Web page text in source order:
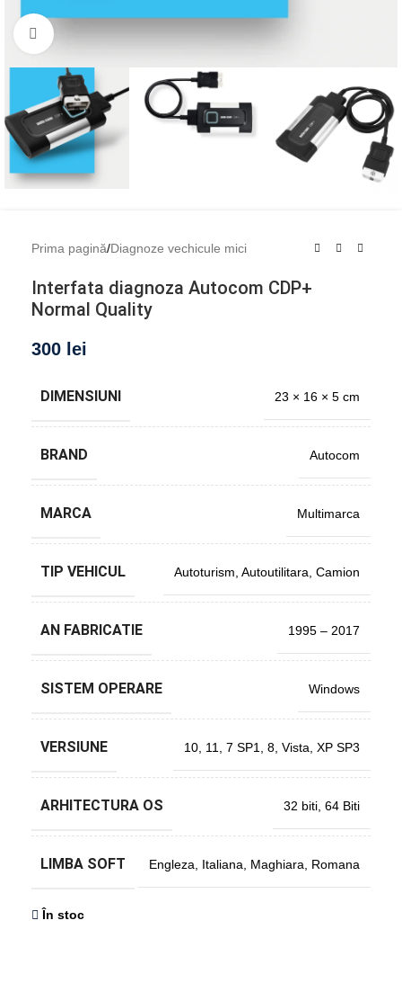
Mărește imaginea
Prima pagină/Diagnoze vechicule mici
Interfata diagnoza Autocom CDP+
Normal Quality
300 lei
DIMENSIUNI 23 × 16 × 5 cm
BRAND Autocom
MARCA Multimarca
TIP VEHICUL Autoturism, Autoutilitara, Camion
AN FABRICATIE 1995 – 2017
SISTEM OPERARE Windows
VERSIUNE 10, 11, 7 SP1, 8, Vista, XP SP3
ARHITECTURA OS 32 biti, 64 Biti
LIMBA SOFT Engleza, Italiana, Maghiara, Romana
În stoc